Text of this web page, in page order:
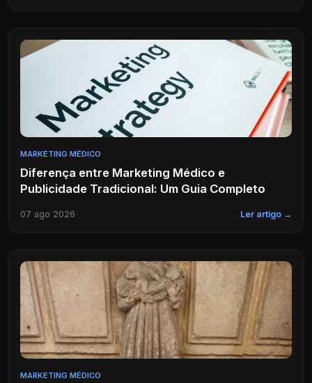
MARKETING MÉDICO
Diferença entre Marketing Médico e
Publicidade Tradicional: Um Guia Completo
07 ago 2026 Ler artigo →
MARKETING MÉDICO